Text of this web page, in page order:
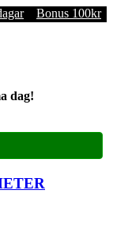
Bonus 100kr
dag!